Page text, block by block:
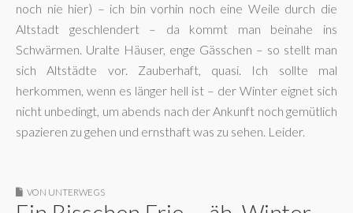
noch nie hier) – ich bin vorhin noch eine Weile durch die
Altstadt geschlendert – da kommt man beinahe ins
Schwärmen. Uralte Häuser, enge Gässchen – so stellt man
sich Altstädte vor. Zauberhaft, quasi. Ich sollte mal
herkommen, wenn es länger hell ist – der Winter eignet sich
nicht unbedingt, um abends nach der Ankunft noch gemütlich
spazieren zu gehen und ernsthaft was zu sehen. Leider.
VON UNTERWEGS